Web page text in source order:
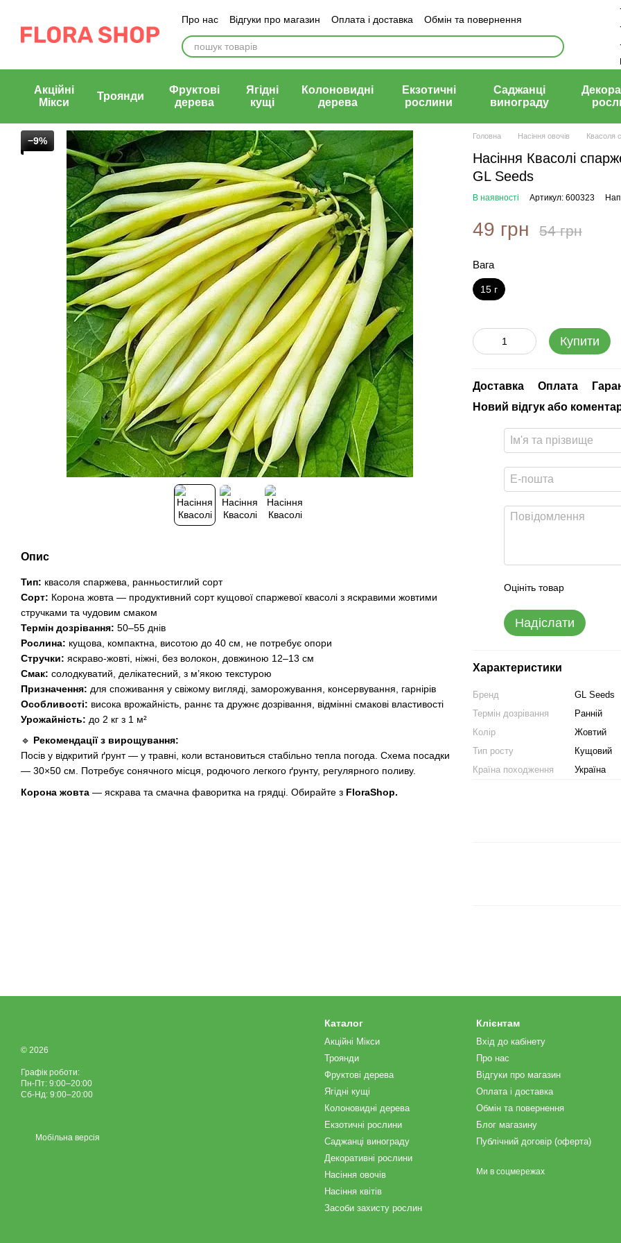
Про нас Відгуки про магазин Оплата і доставка
Обмін та повернення
Блог магазину
Публічний договір (оферта)
Акційні
Мікси
Троянди
Фруктові
дерева
Ягідні
кущі
Колоновидні
дерева
Екзотичні
рослини
Саджанці
винограду
−9%
Опис
Тип: квасоля спаржева, ранньостиглий сорт
Сорт: Корона жовта — продуктивний сорт кущової спаржевої квасолі з яскравими жовтими
стручками та чудовим смаком
Термін дозрівання: 50–55 днів
Рослина: кущова, компактна, висотою до 40 см, не потребує опори
Стручки: яскраво-жовті, ніжні, без волокон, довжиною 12–13 см
Смак: солодкуватий, делікатесний, з м’якою текстурою
Призначення: для споживання у свіжому вигляді, заморожування, консервування, гарнірів
Особливості: висока врожайність, раннє та дружнє дозрівання, відмінні смакові властивості
Урожайність: до 2 кг з 1 м²
🔹 Рекомендації з вирощування:
Посів у відкритий ґрунт — у травні, коли встановиться стабільно тепла погода. Схема посадки
— 30×50 см. Потребує сонячного місця, родючого легкого ґрунту, регулярного поливу.
Корона жовта — яскрава та смачна фаворитка на грядці. Обирайте з FloraShop.
Головна Насіння овочів Квасоля
Насіння Квасолі
GL Seeds
В наявності Артикул: 600323
49 грн 54 грн
Вага
15 г
Купити
Доставка Оплата
Новий відгук або
Оцініть товар
Надіслати
Характеристики
Бренд
GL Seeds
Термін дозрівання
Ранній
Колір
Жовтий
Тип росту
Кущовий
Країна походження
Україна
© 2026
Графік роботи:
Пн-Пт: 9:00–20:00
Сб-Нд: 9:00–20:00
Мобільна версія
Каталог
Акційні Мікси
Троянди
Фруктові дерева
Ягідні кущі
Колоновидні дерева
Екзотичні рослини
Саджанці винограду
Декоративні рослини
Насіння овочів
Насіння квітів
Засоби захисту рослин
Клієнтам
Вхід до кабінету
Про нас
Відгуки про магазин
Оплата і доставка
Обмін та повернення
Блог магазину
Публічний договір (оферта)
Ми в соцмережах